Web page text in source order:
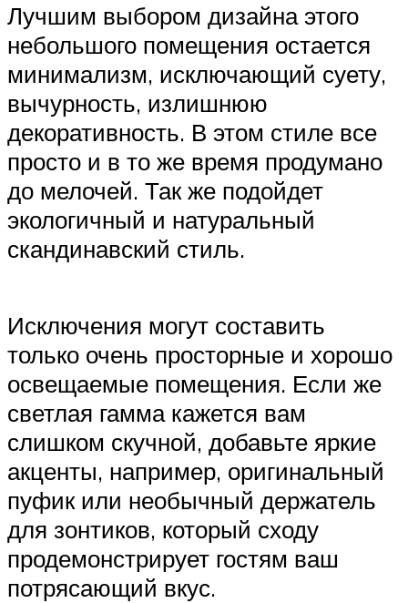
Лучшим выбором дизайна этого
небольшого помещения остается
минимализм, исключающий суету,
вычурность, излишнюю
декоративность. В этом стиле все
просто и в то же время продумано
до мелочей. Так же подойдет
экологичный и натуральный
скандинавский стиль.
Исключения могут составить
только очень просторные и хорошо
освещаемые помещения. Если же
светлая гамма кажется вам
слишком скучной, добавьте яркие
акценты, например, оригинальный
пуфик или необычный держатель
для зонтиков, который сходу
продемонстрирует гостям ваш
потрясающий вкус.